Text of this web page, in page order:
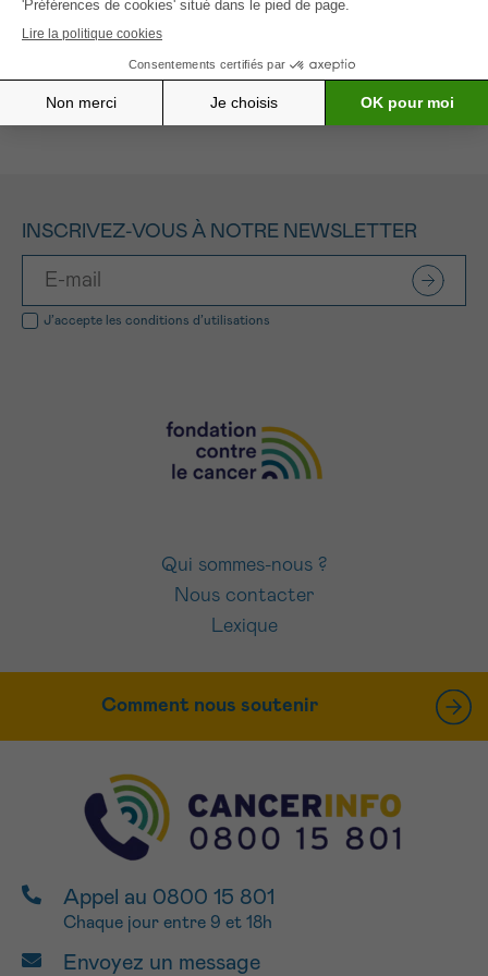
INSCRIVEZ-VOUS À NOTRE NEWSLETTER
J’accepte les conditions d’utilisations
Qui sommes-nous ?
Nous contacter
Lexique
Comment nous soutenir
Appel au 0800 15 801
Chaque jour entre 9 et 18h
Envoyez un message